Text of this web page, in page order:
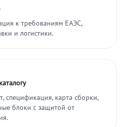
к требованиям ЕАЭС,
и логистики.
спецификация, карта сборки,
блоки с защитой от